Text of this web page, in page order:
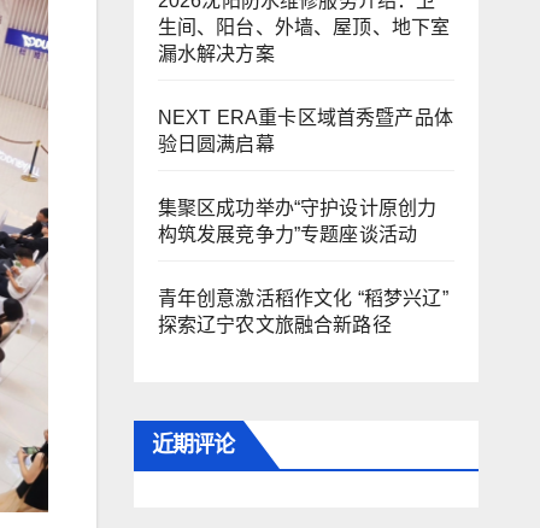
生间、阳台、外墙、屋顶、地下室
漏水解决方案
NEXT ERA重卡区域首秀暨产品体
验日圆满启幕
集聚区成功举办“守护设计原创力
构筑发展竞争力”专题座谈活动
青年创意激活稻作文化 “稻梦兴辽”
探索辽宁农文旅融合新路径
近期评论